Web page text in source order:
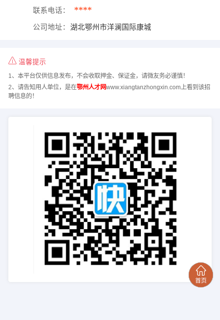
联系电话： ****
公司地址： 湖北鄂州市洋澜国际康城
温馨提示
1、本平台仅供信息发布，不会收取押金、保证金，请微友务必谨慎！
2、请告知用人单位，是在鄂州人才网www.xiangtanzhongxin.com上看到该招
聘信息的！